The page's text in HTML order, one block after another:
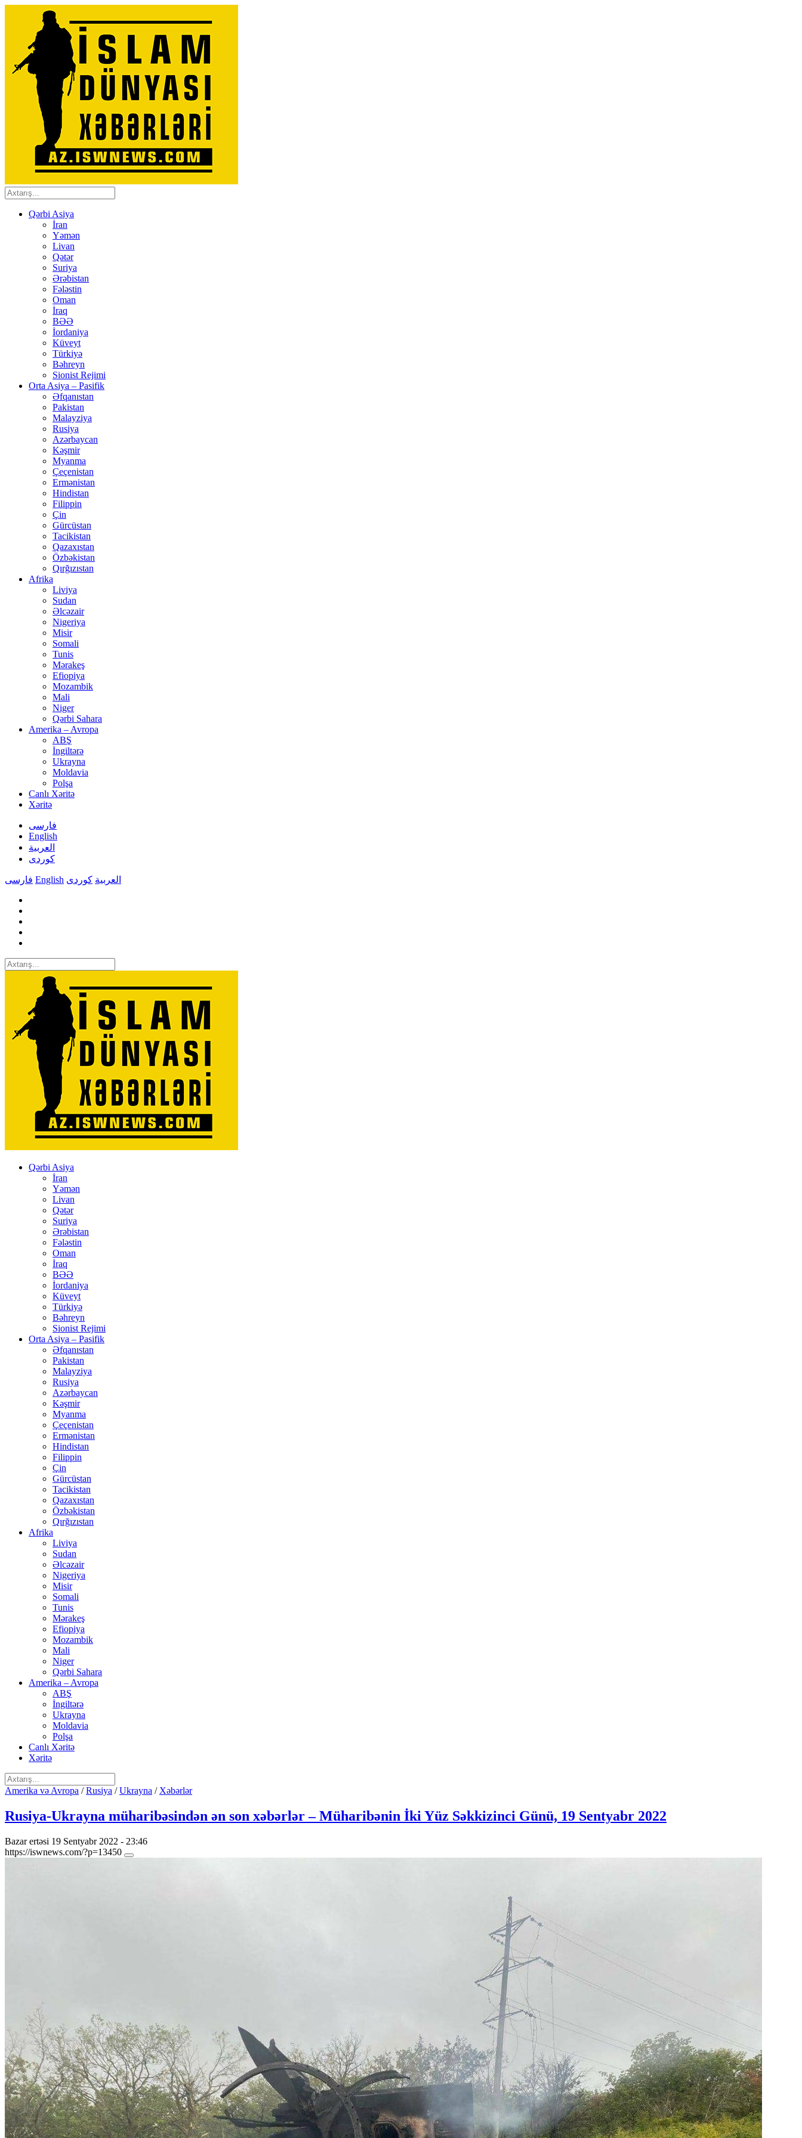
Qərbi Asiya
İran
Yəmən
Livan
Qətər
Suriya
Ərəbistan
Fələstin
Oman
İraq
BƏƏ
İordaniya
Küveyt
Türkiyə
Bəhreyn
Sionist Rejimi
Orta Asiya – Pasifik
Əfqanıstan
Pakistan
Malayziya
Rusiya
Azərbaycan
Kəşmir
Myanma
Çeçenistan
Ermənistan
Hindistan
Filippin
Çin
Gürcüstan
Tacikistan
Qazaxıstan
Özbəkistan
Qırğızıstan
Afrika
Liviya
Sudan
Əlcəzair
Nigeriya
Misir
Somali
Tunis
Mərakeş
Efiopiya
Mozambik
Mali
Niger
Qərbi Sahara
Amerika – Avropa
ABŞ
İngiltərə
Ukrayna
Moldavia
Polşa
Canlı Xəritə
Xəritə
فارسی
English
العربیة
کوردی
فارسی English العربیة کوردی
Qərbi Asiya
İran
Yəmən
Livan
Qətər
Suriya
Ərəbistan
Fələstin
Oman
İraq
BƏƏ
İordaniya
Küveyt
Türkiyə
Bəhreyn
Sionist Rejimi
Orta Asiya – Pasifik
Əfqanıstan
Pakistan
Malayziya
Rusiya
Azərbaycan
Kəşmir
Myanma
Çeçenistan
Ermənistan
Hindistan
Filippin
Çin
Gürcüstan
Tacikistan
Qazaxıstan
Özbəkistan
Qırğızıstan
Afrika
Liviya
Sudan
Əlcəzair
Nigeriya
Misir
Somali
Tunis
Mərakeş
Efiopiya
Mozambik
Mali
Niger
Qərbi Sahara
Amerika – Avropa
ABŞ
İngiltərə
Ukrayna
Moldavia
Polşa
Canlı Xəritə
Xəritə
Amerika və Avropa /Rusiya /Ukrayna / Xəbərlər
Rusiya-Ukrayna müharibəsindən ən son xəbərlər – Müharibənin İki Yüz Səkkizinci Günü, 19 Sentyabr 2022
Bazar ertəsi 19 Sentyabr 2022 - 23:46
https://iswnews.com/?p=13450